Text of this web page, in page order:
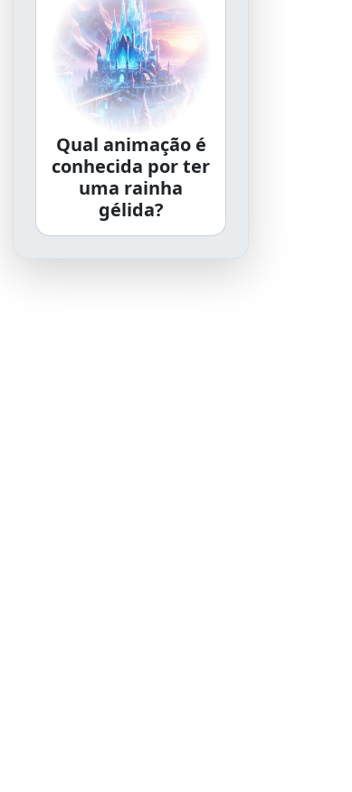
Qual animação é
conhecida por ter
uma rainha
gélida?